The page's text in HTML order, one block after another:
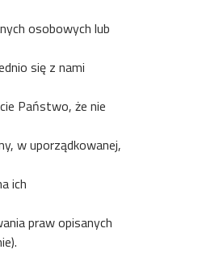
osobowych lub
się z nami
Państwo, że nie
w uporządkowanej,
ich
praw opisanych